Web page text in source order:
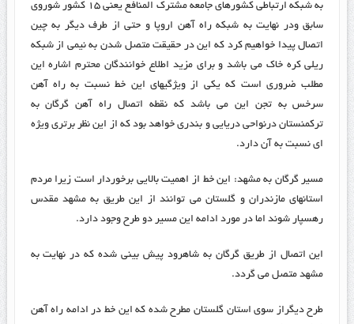
به شبکه ارتباطی کشورهای جامعه مشترک المنافع یعنی ۱۵ کشور شوروی
سابق ودر نهایت به شبکه راه آهن اروپا و حتی از طرف دیگر به چین
اتصال پیدا خواهیم کرد که این در حقیقت متصل شدن به نیمی از شبکه
ریلی کره خاک می باشد و برای مزید اطلاع خوانندگان محترم اشاره این
مطلب ضروری است که یکی از ویژگیهای این خط نسبت به راه آهن
سرخس به تجن این می باشد که نقطه اتصال راه آهن گرگان به
ترکمنستان درنواحی دریایی و بندری خواهد بود که از این نظر برتری ویژه
ای نسبت به آن دارد.
مسیر گرگان به مشهد: این خط از اهمیت بالایی برخوردار است زیرا مردم
استانهای مازندران و گلستان می توانند از این طریق به مشهد مقدس
رهسپار شوند اما در مورد ادامه این مسیر دو طرح وجود دارد.
این اتصال از طریق گرگان به شاهرود پیش بینی شده که در نهایت به
مشهد متصل می گردد.
طرح دیگراز سوی استان گلستان مطرح شده که این خط در ادامه راه آهن